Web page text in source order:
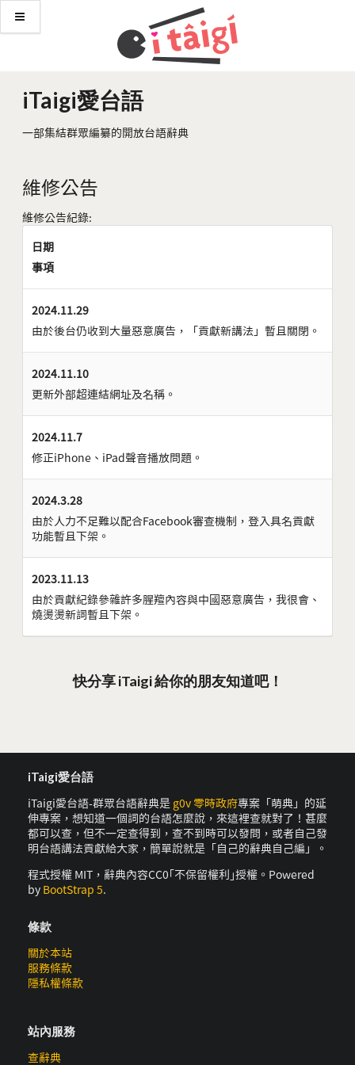
iTaigi愛台語
一部集結群眾編纂的開放台語辭典
維修公告
維修公告紀錄:
日期
事項
2024.11.29
由於後台仍收到大量惡意廣告，「貢獻新講法」暫且關閉。
2024.11.10
更新外部超連結網址及名稱。
2024.11.7
修正iPhone、iPad聲音播放問題。
2024.3.28
由於人力不足難以配合Facebook審查機制，登入具名貢獻
功能暫且下架。
2023.11.13
由於貢獻紀錄參雜許多腥羶內容與中國惡意廣告，我很會、
燒燙燙新詞暫且下架。
快分享 iTaigi 給你的朋友知道吧！
iTaigi愛台語
iTaigi愛台語-群眾台語辭典是 g0v 零時政府專案「萌典」的延
伸專案，想知道一個詞的台語怎麼說，來這裡查就對了！甚麼
都可以查，但不一定查得到，查不到時可以發問，或者自己發
明台語講法貢獻給大家，簡單說就是「自己的辭典自己編」。
程式授權 MIT，辭典內容CC0｢不保留權利｣授權。Powered
by BootStrap 5.
條款
關於本站
服務條款
隱私權條款
站內服務
查辭典